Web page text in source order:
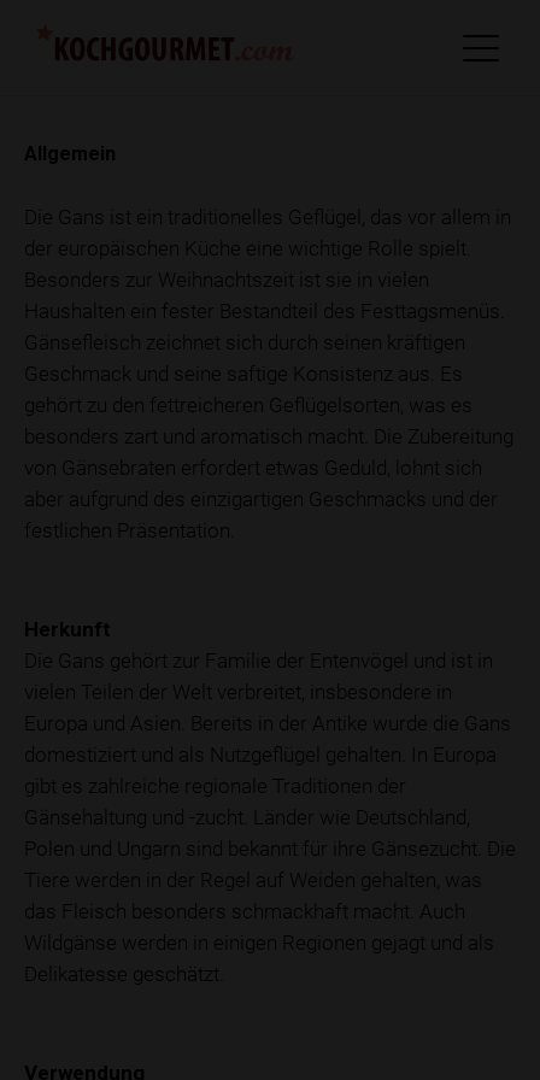
Allgemein
Die Gans ist ein traditionelles Geflügel, das vor allem in
der europäischen Küche eine wichtige Rolle spielt.
Besonders zur Weihnachtszeit ist sie in vielen
Haushalten ein fester Bestandteil des Festtagsmenüs.
Gänsefleisch zeichnet sich durch seinen kräftigen
Geschmack und seine saftige Konsistenz aus. Es
gehört zu den fettreicheren Geflügelsorten, was es
besonders zart und aromatisch macht. Die Zubereitung
von Gänsebraten erfordert etwas Geduld, lohnt sich
aber aufgrund des einzigartigen Geschmacks und der
festlichen Präsentation.
Herkunft
Die Gans gehört zur Familie der Entenvögel und ist in
vielen Teilen der Welt verbreitet, insbesondere in
Europa und Asien. Bereits in der Antike wurde die Gans
domestiziert und als Nutzgeflügel gehalten. In Europa
gibt es zahlreiche regionale Traditionen der
Gänsehaltung und -zucht. Länder wie Deutschland,
Polen und Ungarn sind bekannt für ihre Gänsezucht. Die
Tiere werden in der Regel auf Weiden gehalten, was
das Fleisch besonders schmackhaft macht. Auch
Wildgänse werden in einigen Regionen gejagt und als
Delikatesse geschätzt.
Verwendung